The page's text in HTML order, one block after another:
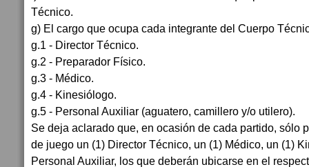
Técnico.
g) El cargo que ocupa cada integrante del Cuerpo
g.1 - Director Técnico.
g.2 - Preparador Físico.
g.3 - Médico.
g.4 - Kinesiólogo.
g.5 - Personal Auxiliar (aguatero, camillero y/o utilero).
Se deja aclarado que, en ocasión de cada partido, sólo
de juego un (1) Director Técnico, un (1) Médico, un (1)
Personal Auxiliar, los que deberán ubicarse en el